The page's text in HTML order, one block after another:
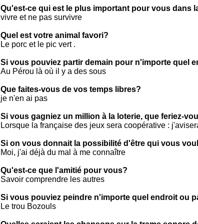
Qu'est-ce qui est le plus important pour vous dans
vivre et ne pas survivre
Quel est votre animal favori?
Le porc et le pic vert .
Si vous pouviez partir demain pour n'importe quel
Au Pérou là où il y a des sous
Que faites-vous de vos temps libres?
je n'en ai pas
Si vous gagniez un million à la loterie, que feriez-
Lorsque la française des jeux sera coopérative :
Si on vous donnait la possibilité d'être qui vous
Moi, j'ai déjà du mal à me connaître
Qu'est-ce que l'amitié pour vous?
Savoir comprendre les autres
Si vous pouviez peindre n'importe quel endroit ou
Le trou Bozouls